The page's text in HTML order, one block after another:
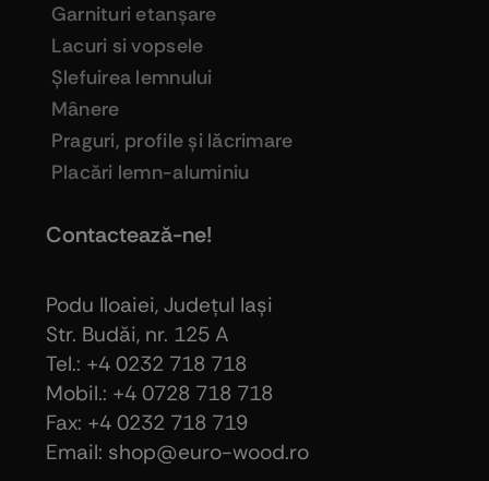
Garnituri etanşare
Lacuri si vopsele
Şlefuirea lemnului
Mânere
Praguri, profile şi lăcrimare
Placări lemn-aluminiu
Contactează-ne!
Podu Iloaiei, Judeţul Iaşi
Str. Budăi, nr. 125 A
Tel.: +4 0232 718 718
Mobil.: +4 0728 718 718
Fax: +4 0232 718 719
Email: shop@euro-wood.ro